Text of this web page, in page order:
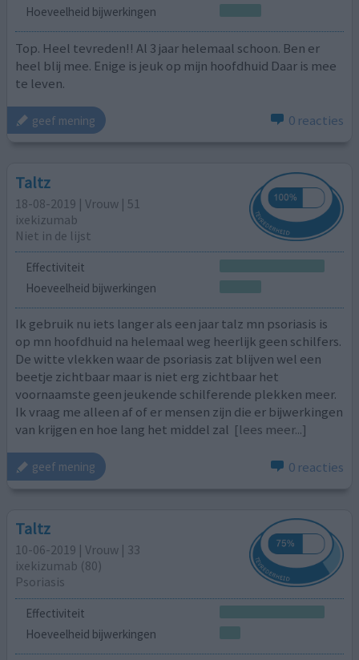
Hoeveelheid bijwerkingen
Top. Heel tevreden!! Al 3 jaar helemaal schoon. Ben er
heel blij mee. Enige is jeuk op mijn hoofdhuid Daar is mee
te leven.
geef mening 0 reacties
Taltz
18-08-2019 | Vrouw | 51
ixekizumab
Niet in de lijst
Effectiviteit
Hoeveelheid bijwerkingen
Ik gebruik nu iets langer als een jaar talz mn psoriasis is
op mn hoofdhuid na helemaal weg heerlijk geen schilfers.
De witte vlekken waar de psoriasis zat blijven wel een
beetje zichtbaar maar is niet erg zichtbaar het
voornaamste geen jeukende schilferende plekken meer.
Ik vraag me alleen af of er mensen zijn die er bijwerkingen
van krijgen en hoe lang het middel zal [lees meer...]
geef mening 0 reacties
Taltz
10-06-2019 | Vrouw | 33
ixekizumab (80)
Psoriasis
Effectiviteit
Hoeveelheid bijwerkingen